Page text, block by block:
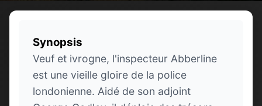
Synopsis
Veuf et ivrogne, l'inspecteur Abberline
est une vieille gloire de la police
londonienne. Aidé de son adjoint